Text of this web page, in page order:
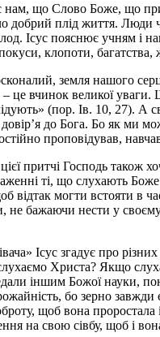
що Слово Боже, що
добрий плід життя. Люди
Ісус пояснює учням і
клопоти,
земля нашого
– це вчинок великої
(пор. Ів. 10, 27). А
до Бога. Бо як ми
проповідував,
Господь також хоче
ті, що слухають Боже
відтак могти встояти в
не бажаючи нести у
Ісус згадує про
Христа? Якщо
іншим Божої науки,
бо зерно
щоб вона проростала
на свою сівбу, щоб і